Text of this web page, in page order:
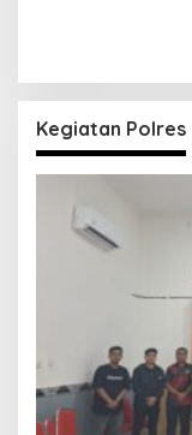
Kegiatan Polres